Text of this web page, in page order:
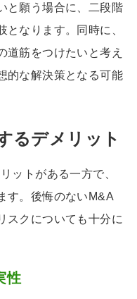
と願う場合に、二段階
なります。同時に、
道筋をつけたいと考え
的な解決策となる可能
るデメリット
ットがある一方で、
す。後悔のないM&A
スクについても十分に
性